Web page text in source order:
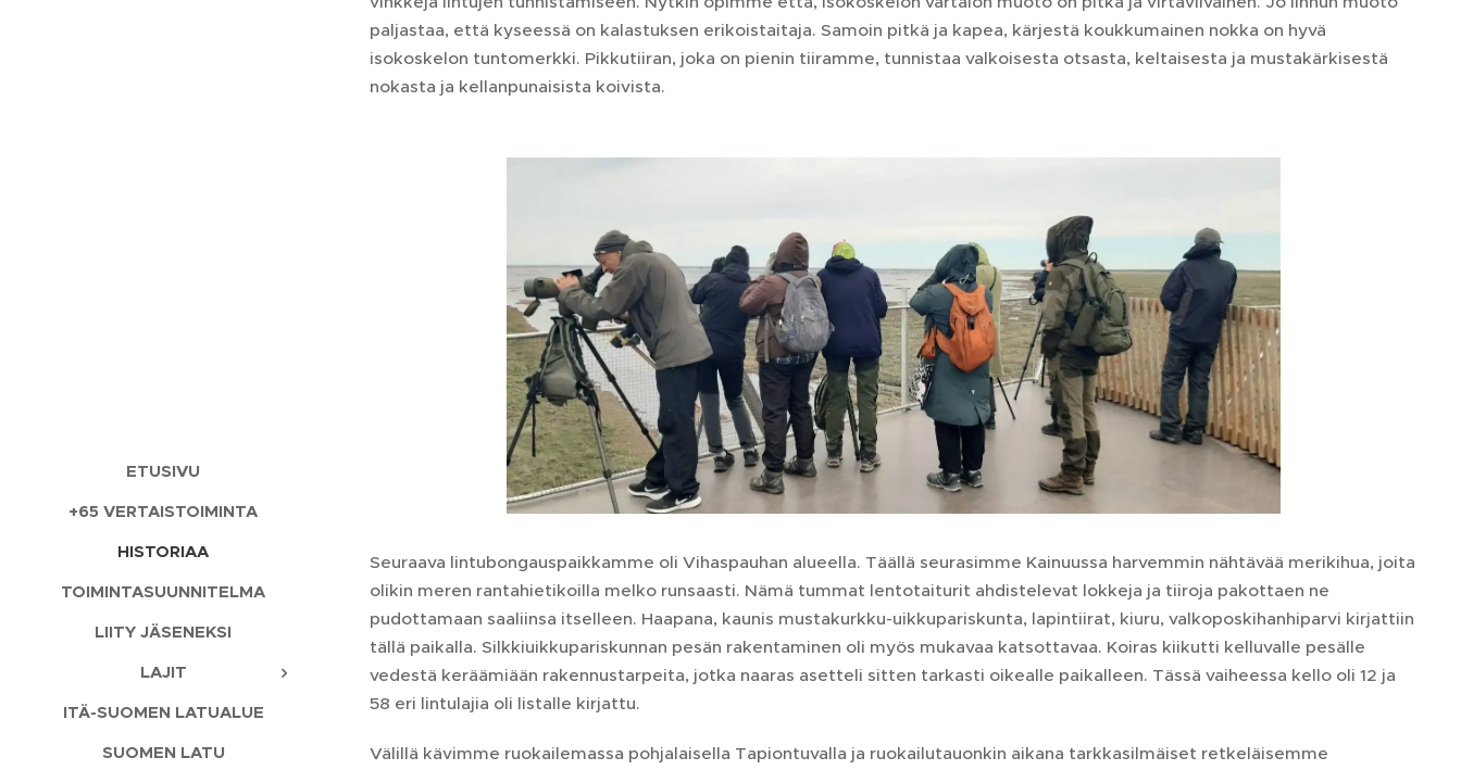
ETUSIVU
+65 VERTAISTOIMINTA
HISTORIAA
TOIMINTASUUNNITELMA
LIITY JÄSENEKSI
LAJIT
ITÄ-SUOMEN LATUALUE
SUOMEN LATU
paljastaa, että kyseessä on kalastuksen erikoistaitaja. Samoin pitkä ja kapea, kärjestä koukkumainen nokka on hyvä
isokoskelon tuntomerkki. Pikkutiiran, joka on pienin tiiramme, tunnistaa valkoisesta otsasta, keltaisesta ja mustakärkisestä
nokasta ja kellanpunaisista koivista.
Seuraava lintubongauspaikkamme oli Vihaspauhan alueella. Täällä seurasimme Kainuussa harvemmin nähtävää merikihua, joita
olikin meren rantahietikoilla melko runsaasti. Nämä tummat lentotaiturit ahdistelevat lokkeja ja tiiroja pakottaen ne
pudottamaan saaliinsa itselleen. Haapana, kaunis mustakurkku-uikkupariskunta, lapintiirat, kiuru, valkoposkihanhiparvi kirjattiin
tällä paikalla. Silkkiuikkupariskunnan pesän rakentaminen oli myös mukavaa katsottavaa. Koiras kiikutti kelluvalle pesälle
vedestä keräämiään rakennustarpeita, jotka naaras asetteli sitten tarkasti oikealle paikalleen. Tässä vaiheessa kello oli 12 ja
58 eri lintulajia oli listalle kirjattu.
Välillä kävimme ruokailemassa pohjalaisella Tapiontuvalla ja ruokailutauonkin aikana tarkkasilmäiset retkeläisemme